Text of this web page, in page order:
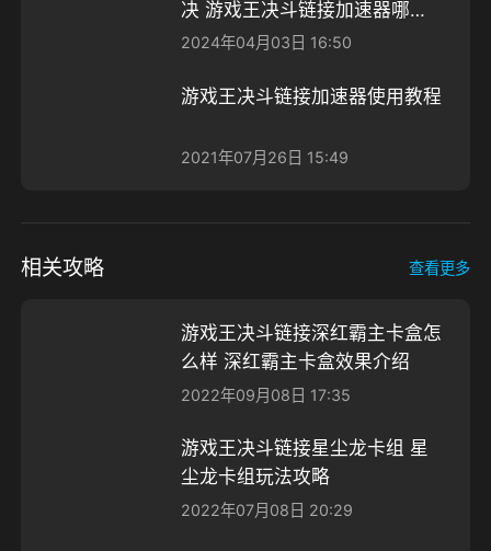
决 游戏王决斗链接加速器哪个
好
2024年04月03日 16:50
游戏王决斗链接加速器使用教程
2021年07月26日 15:49
相关攻略 查看更多
游戏王决斗链接深红霸主卡盒怎
么样 深红霸主卡盒效果介绍
2022年09月08日 17:35
游戏王决斗链接星尘龙卡组 星
尘龙卡组玩法攻略
2022年07月08日 20:29